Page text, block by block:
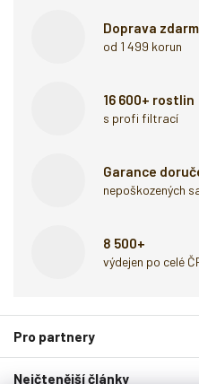
Doprava
od 1 499 korun
16 600+ rostlin
s profi filtrací
Garance
nepoškozených
8 500+
výdejen po celé
p
Pro partnery
Nejčtenější články